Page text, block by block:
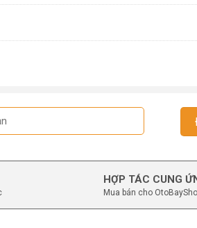
HỢP TÁC CUNG
Mua bán cho